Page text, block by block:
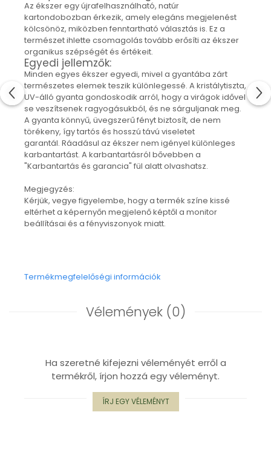
"NEM-papír" konyhai törlőkendő
Utazó evőeszköztartó
Újrahasználható zöldség- és
gyümölcsös zsák
Személyre szabott termékek
Ajándékutalvány
Kötött kiegészítők
Karácsonyi dekoráció
MINDEN Ékszer és Kiegészítő
MINDEN Környezettudatos Termék
MINDEN Személyre Szabott
Az ékszer egy újrafelhasználható, natúr
kartondobozban érkezik, amely elegáns megjelenést
kölcsönöz, miközben fenntartható választás is. Ez a
természet ihlette csomagolás tovább erősíti az ékszer
organikus szépségét és értékeit.
Egyedi jellemzők:
Minden egyes ékszer egyedi, mivel a gyantába zárt
természetes elemek teszik különlegessé. A kristálytiszta,
UV-álló gyanta gondoskodik arról, hogy a virágok idővel
se veszítsenek ragyogásukból, és ne sárguljanak meg.
A gyanta könnyű, üvegszerű fényt biztosít, de nem
törékeny, így tartós és hosszú távú viseletet
garantál. Ráadásul az ékszer nem igényel különleges
karbantartást. A karbantartásról bővebben a
"Karbantartás és garancia" fül alatt olvashatsz.
Megjegyzés:
Kérjük, vegye figyelembe, hogy a termék színe kissé
eltérhet a képernyőn megjelenő képtől a monitor
beállításai és a fényviszonyok miatt.
Termékmegfelelőségi információk
Vélemények (0)
Ha szeretné kifejezni véleményét erről a
termékről, írjon hozzá egy véleményt.
ÍRJ EGY VÉLEMÉNYT